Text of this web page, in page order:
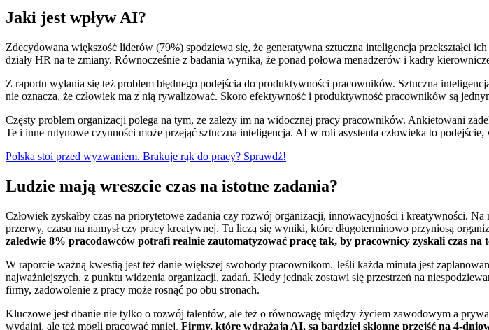
Jaki jest wpływ AI?
Zdecydowana większość liderów (79%) spodziewa się, że generatywna sztuczna inteligencja przekształci
działy HR na te zmiany. Równocześnie z badania wynika, że ponad połowa menadżerów i kadry
Z raportu wyłania się też problem błędnego podejścia do produktywności pracowników. Sztuczna
nie oznacza, że człowiek ma z nią rywalizować. Skoro efektywność i produktywność pracowników są
Częsty problem organizacji polega na tym, że zależy im na widocznej pracy pracowników. Ankietowani
Te i inne rutynowe czynności może przejąć sztuczna inteligencja. AI w roli asystenta człowieka to
Polska stoi przed wyzwaniem. Brakuje rąk do pracy? Sprawdź!
Ludzie mają wreszcie czas na istotne zadania?
Człowiek zyskałby czas na priorytetowe zadania czy rozwój organizacji, innowacyjności i kreatywności.
przerwy, czasu na namysł czy pracy kreatywnej. Tu liczą się wyniki, które długoterminowo przyniosą
zaledwie 8% pracodawców potrafi realnie zautomatyzować pracę tak, by pracownicy zyskali czas na
W raporcie ważną kwestią jest też danie większej swobody pracownikom. Jeśli każda minuta jest
najważniejszych, z punktu widzenia organizacji, zadań. Kiedy jednak zostawi się przestrzeń na
firmy, zadowolenie z pracy może rosnąć po obu stronach.
Kluczowe jest dbanie nie tylko o rozwój talentów, ale też o równowagę między życiem zawodowym a
wydajni, ale też mogli pracować mniej. Firmy, które wdrażają AI, są bardziej skłonne przejść na 4-